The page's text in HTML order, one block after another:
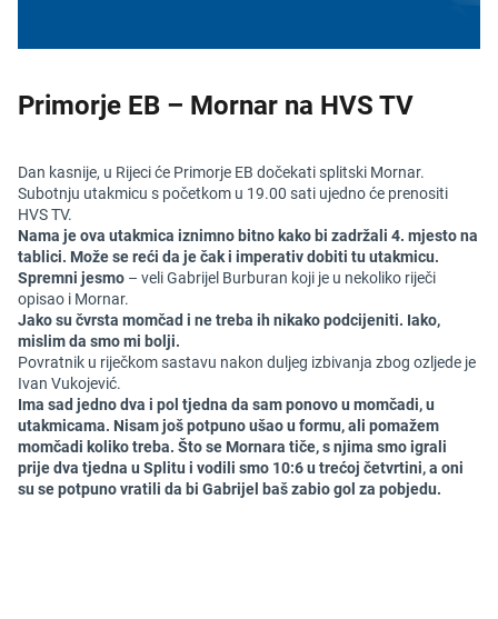
Primorje EB – Mornar na HVS TV
Dan kasnije, u Rijeci će Primorje EB dočekati splitski Mornar.
Subotnju utakmicu s početkom u 19.00 sati ujedno će prenositi
HVS TV.
Nama je ova utakmica iznimno bitno kako bi zadržali 4. mjesto na
tablici. Može se reći da je čak i imperativ dobiti tu utakmicu.
Spremni jesmo – veli Gabrijel Burburan koji je u nekoliko riječi
opisao i Mornar.
Jako su čvrsta momčad i ne treba ih nikako podcijeniti. Iako,
mislim da smo mi bolji.
Povratnik u riječkom sastavu nakon duljeg izbivanja zbog ozljede je
Ivan Vukojević.
Ima sad jedno dva i pol tjedna da sam ponovo u momčadi, u
utakmicama. Nisam još potpuno ušao u formu, ali pomažem
momčadi koliko treba. Što se Mornara tiče, s njima smo igrali
prije dva tjedna u Splitu i vodili smo 10:6 u trećoj četvrtini, a oni
su se potpuno vratili da bi Gabrijel baš zabio gol za pobjedu.